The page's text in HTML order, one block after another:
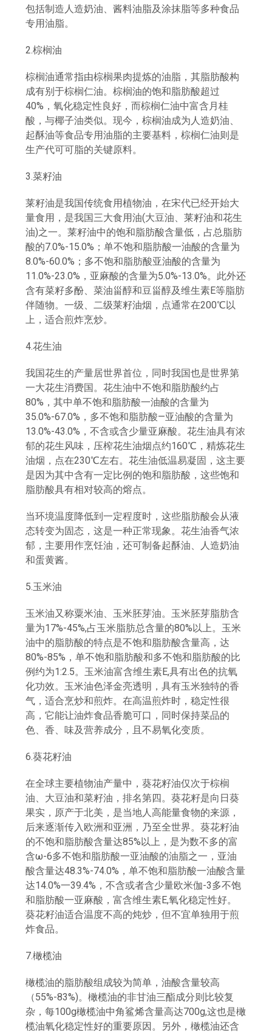
包括制造人造奶油、酱料油脂及涂抹脂等多种食品
专用油脂。
2.棕榈油
棕榈油通常指由棕榈果肉提炼的油脂，其脂肪酸构
成有别于棕榈仁油。棕榈油的饱和脂肪酸超过
40%，氧化稳定性良好，而棕榈仁油中富含月桂
酸，与椰子油类似。现今，棕榈油成为人造奶油、
起酥油等食品专用油脂的主要基料，棕榈仁油则是
生产代可可脂的关键原料。
3.菜籽油
莱籽油是我国传统食用植物油，在宋代已经开始大
量食用，是我国三大食用油(大豆油、莱籽油和花生
油)之一。莱籽油中的饱和脂肪酸含量低，占总脂肪
酸的7.0%-15.0%；单不饱和脂肪酸一油酸的含量为
8.0%-60.0%；多不饱和脂肪酸亚油酸的含量为
11.0%-23.0%，亚麻酸的含量为5.0%-13.0%。此外还
含有菜籽多酚、菜油甾醇和豆甾醇及维生素E等脂肪
伴随物。一级、二级莱籽油烟，点通常在200℃以
上，适合煎炸烹炒。
4.花生油
我国花生的产量居世界首位，同时我国也是世界第
一大花生消费国。花生油中不饱和脂肪酸约占
80%，其中单不饱和脂肪酸一油酸的含量为
35.0%-67.0%，多不饱和脂肪酸—亚油酸的含量为
13.0%-43.0%，不含或含少量亚麻酸。花生油具有浓
郁的花生风味，压榨花生油烟点约160℃，精炼花生
油烟，点在230℃左右。花生油低温易凝固，这主要
是因为其中含有一定比例的饱和脂肪酸，这些饱和
脂肪酸具有相对较高的熔点。
当环境温度降低到一定程度时，这些脂肪酸会从液
态转变为固态，这是一种正常现象。花生油香气浓
郁，主要用作烹饪油，还可制备起酥油、人造奶油
和蛋黄酱。
5.玉米油
玉米油又称粟米油、玉米胚芽油。玉米胚芽脂肪含
量为17%-45%,占玉米脂肪总含量的80%以上。玉米
油中的脂肪酸的特点是不饱和脂肪酸含量高，达
80%-85%，单不饱和脂肪酸和多不饱和脂肪酸的比
例约为1:2.5。玉米油富含维生素E,具有出色的抗氧
化功效。玉米油色泽金亮透明，具有玉米独特的香
气，适合烹炒和煎炸。在高温煎炸时，稳定性很
高，它能让油炸食品香脆可口，同时保持菜品的
色、香、味及营养成分，且不易氧化变质。
6.葵花籽油
在全球主要植物油产量中，葵花籽油仅次于棕榈
油、大豆油和菜籽油，排名第四。葵花籽是向日葵
果实，原产于北美，是当地人高能量食物的来源，
后来逐渐传入欧洲和亚洲，乃至全世界。葵花籽油
的不饱和脂肪酸含量达85%以上，是为数不多的富
含ω-6多不饱和脂肪酸一亚油酸的油脂之一，亚油
酸含量达48.3%-74.0%，单不饱和脂肪酸一油酸含量
达14.0%一39.4%，不含或者含少量欧米伽-3多不饱
和脂肪酸一亚麻酸，富含维生素E,氧化稳定性好。
葵花籽油适合温度不高的炖炒，但不宜单独用于煎
炸食品。
7.橄榄油
橄榄油的脂肪酸组成较为简单，油酸含量较高
（55%-83%)。橄榄油的非甘油三酯成分则比较复
杂，每100g橄榄油中角鲨烯含量高达700g,这也是橄
榄油氧化稳定性好的重要原因。另外，橄榄油还含